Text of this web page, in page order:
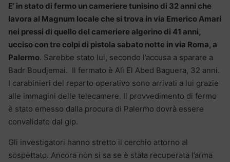
E’ in stato di fermo un cameriere tunisino di 32 anni che
lavora al Magnum locale che si trova in via Emerico Amari
nei pressi di quello del cameriere algerino di 41 anni,
ucciso con tre colpi di pistola sabato notte in via Roma, a
Palermo. Sarebbe stato lui, secondo l’accusa a sparare a
Badr Boudjemai. Il fermato è Alì El Abed Baguera, 32 anni.
I carabinieri del reparto operativo sono arrivati a lui grazie
alle immagini delle telecamere. Il provvedimento di fermo
è stato emesso dalla procura di Palermo dovrà essere
convalidato dal gip.
Gli investigatori hanno stretto il cerchio attorno al
sospettato. Ancora non si sa se è stata recuperata l’arma